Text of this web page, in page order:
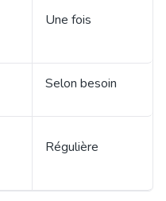
Une fois
Selon besoin
Régulière